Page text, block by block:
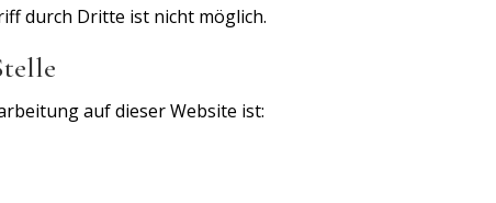
durch Dritte ist nicht möglich.
auf dieser Website ist: